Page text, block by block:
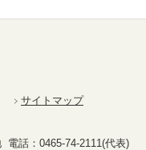
サイトマップ
話：0465-74-2111(代表)